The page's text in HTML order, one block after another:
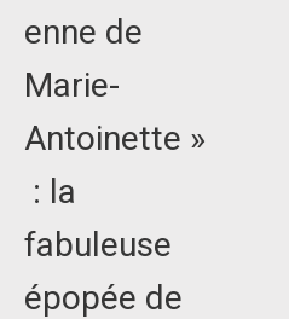
enne de
Marie-
Antoinette »
: la
fabuleuse
épopée de